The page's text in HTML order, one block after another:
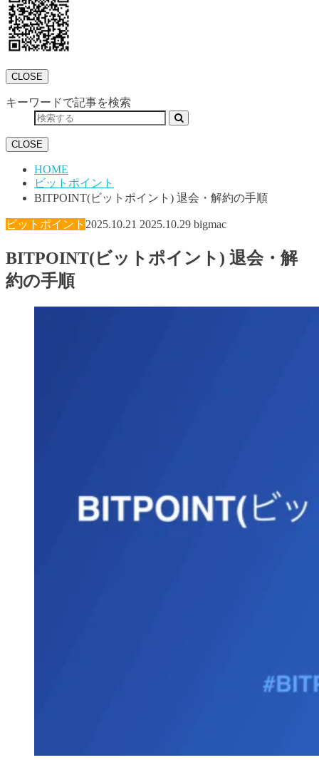
CLOSE
キーワードで記事を検索
CLOSE
HOME
ビットポイント
BITPOINT(ビットポイント) 退会・解約の手順
ビットポイント 2025.10.21 2025.10.29 bigmac
BITPOINT(ビットポイント) 退会・解
約の手順